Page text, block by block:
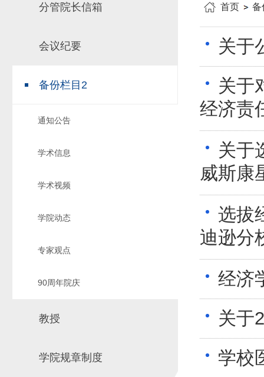
毕业论文
科研训练
实习实践
对外交流
教学成果
培养计划
分管院长信箱
会议纪要
备份栏目2
通知公告
学术信息
学术视频
学院动态
专家观点
90周年院庆
教授
学院规章制度
首页 备
关于
关于
经济责
关于
威斯康
选拔
迪逊分
经济
关于
学校